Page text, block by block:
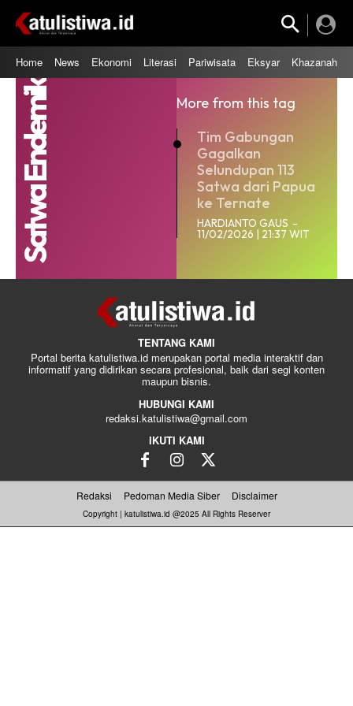
Home News Ekonomi Literasi Pariwisata Eksyar Khazanah
Satwa Endemik
More from this tag
Tim Gabungan
Gagalkan
Selundupan 113
Satwa dari Papua
ke Ternate
HARDIANTO GAUS -
11/02/2026 | 21:37 WIT
TENTANG KAMI
Portal berita katulistiwa.id merupakan portal media interaktif dan
informatif yang didirikan secara profesional, baik dari segi konten
maupun bisnis.
HUBUNGI KAMI
redaksi.katulistiwa@gmail.com
IKUTI KAMI
Redaksi Pedoman Media Siber Disclaimer
Copyright | katulistiwa.id @2025 All Rights Reserver